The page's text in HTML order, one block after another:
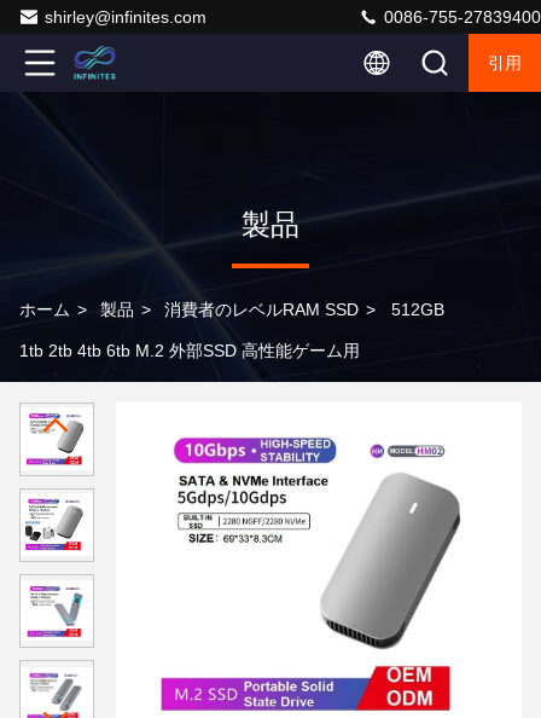
shirley@infinites.com 0086-755-27839400
引用
製品
ホーム > 製品 > 消費者のレベルRAM SSD > 512GB
1tb 2tb 4tb 6tb M.2 外部SSD 高性能ゲーム用